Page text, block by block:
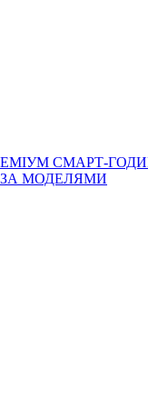
СМАРТ-
ЗА МОДЕЛЯМИ